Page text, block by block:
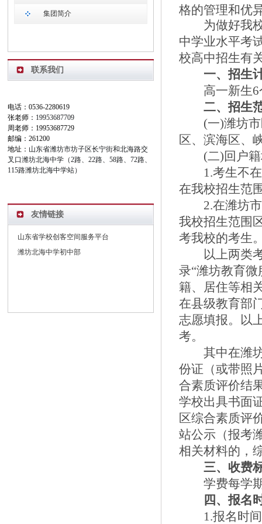
格的管理和优
为做好我
中学业水平考
校高中招生有
一、招生
高一新生6
二、招生
(一)潍坊
区、滨海区、
(二)回户
1.考生不
在我校招生范
2.在潍坊
我校招生范围
考我校的考生
以上两类
录“潍坊教育
籍、居住等相
在县级教育部
志愿填报。以
考。
其中在潍
份证（或带照
合素质评价结
学校出具书面
区综合素质评
站公示（报考
相关材料的，
三、收费
学费每学
四、报名
1.报名时
集团简介
联系我们
电话：0536-2280619
张老师： 19953687709
周老师：19953687729
邮编：261200
地址： 山东省潍坊市坊子区长宁街和北海路交
叉口潍坊北海中学（2路、22路、58路、72路、
115路潍坊北海中学站）
友情链接
山东省学校创客空间服务平台
潍坊北海中学初中部